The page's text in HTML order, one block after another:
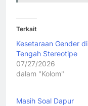
Terkait
Kesetaraan Gender di
Tengah Stereotipe
07/27/2026
dalam "Kolom"
Masih Soal Dapur